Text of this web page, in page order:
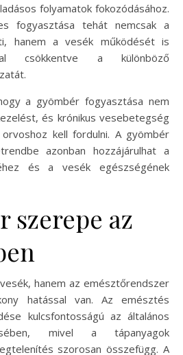
folyamatok fokozódásához.
fogyasztása tehát nemcsak a
hanem a vesék működését is
csökkentve a különböző
a gyömbér fogyasztása nem
és krónikus vesebetegség
kell fordulni. A gyömbér
azonban hozzájárulhat a
és a vesék egészségének
szerepe az
hanem az emésztőrendszer
hatással van. Az emésztés
kulcsfontosságú az általános
mivel a tápanyagok
szorosan összefügg. A